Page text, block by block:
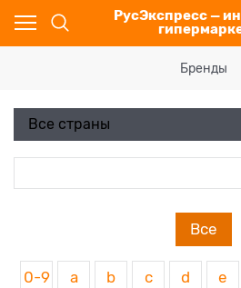
РусЭкспресс —
Бренды
Все
0-9 a b c d e